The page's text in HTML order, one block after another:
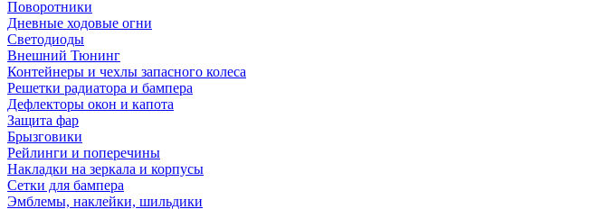
Поворотники
Дневные ходовые огни
Светодиоды
Внешний Тюнинг
Контейнеры и чехлы запасного колеса
Решетки радиатора и бампера
Дефлекторы окон и капота
Защита фар
Брызговики
Рейлинги и поперечины
Накладки на зеркала и корпусы
Сетки для бампера
Эмблемы, наклейки, шильдики